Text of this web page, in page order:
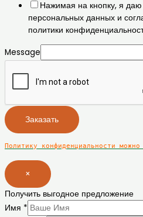
Нажимая на кнопку, я даю
персональных данных и
политики
Message
Заказать
Политику конфиденциальности
×
Получить выгодное предложение
Имя *